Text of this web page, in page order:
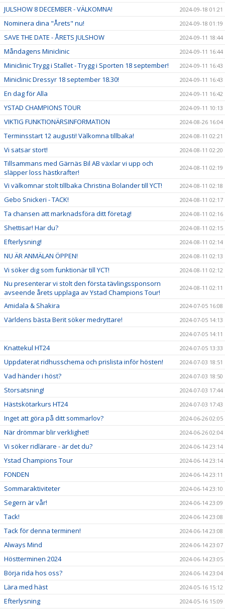
JULSHOW 8 DECEMBER - VÄLKOMNA! 2024-09-18 01:21
Nominera dina "Årets" nu! 2024-09-18 01:19
SAVE THE DATE - ÅRETS JULSHOW 2024-09-11 18:44
Måndagens Miniclinic 2024-09-11 16:44
Miniclinic Trygg i Stallet - Trygg i Sporten 18 september! 2024-09-11 16:43
Miniclinic Dressyr 18 september 18.30! 2024-09-11 16:43
En dag för Alla 2024-09-11 16:42
YSTAD CHAMPIONS TOUR 2024-09-11 10:13
VIKTIG FUNKTIONÄRSINFORMATION 2024-08-26 16:04
Terminsstart 12 augusti! Välkomna tillbaka! 2024-08-11 02:21
Vi satsar stort! 2024-08-11 02:20
Tillsammans med Gärnäs Bil AB växlar vi upp och
släpper loss hästkrafter!
2024-08-11 02:19
Vi välkomnar stolt tillbaka Christina Bolander till YCT! 2024-08-11 02:18
Gebo Snickeri - TACK! 2024-08-11 02:17
Ta chansen att marknadsföra ditt företag! 2024-08-11 02:16
Shettisar! Har du? 2024-08-11 02:15
Efterlysning! 2024-08-11 02:14
NU ÄR ANMÄLAN ÖPPEN! 2024-08-11 02:13
Vi söker dig som funktionär till YCT! 2024-08-11 02:12
Nu presenterar vi stolt den första tävlingssponsorn
avseende årets upplaga av Ystad Champions Tour!
2024-08-11 02:11
Amidala & Shakira 2024-07-05 16:08
Världens bästa Berit söker medryttare!
2024-07-05 14:13
2024-07-05 14:11
Knattekul HT24 2024-07-05 13:33
Uppdaterat ridhusschema och prislista inför hösten! 2024-07-03 18:51
Vad händer i höst? 2024-07-03 18:50
Storsatsning! 2024-07-03 17:44
Hästskötarkurs HT24 2024-07-03 17:43
Inget att göra på ditt sommarlov? 2024-06-26 02:05
När drömmar blir verklighet! 2024-06-26 02:04
Vi söker ridlärare - är det du? 2024-06-14 23:14
Ystad Champions Tour 2024-06-14 23:14
FONDEN 2024-06-14 23:11
Sommaraktiviteter 2024-06-14 23:10
Segern är vår! 2024-06-14 23:09
Tack! 2024-06-14 23:08
Tack för denna terminen! 2024-06-14 23:08
Always Mind 2024-06-14 23:07
Höstterminen 2024 2024-06-14 23:05
Börja rida hos oss? 2024-06-14 23:04
Lära med häst 2024-05-16 15:12
Efterlysning 2024-05-16 15:09